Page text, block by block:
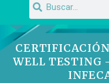
WELL TESTING